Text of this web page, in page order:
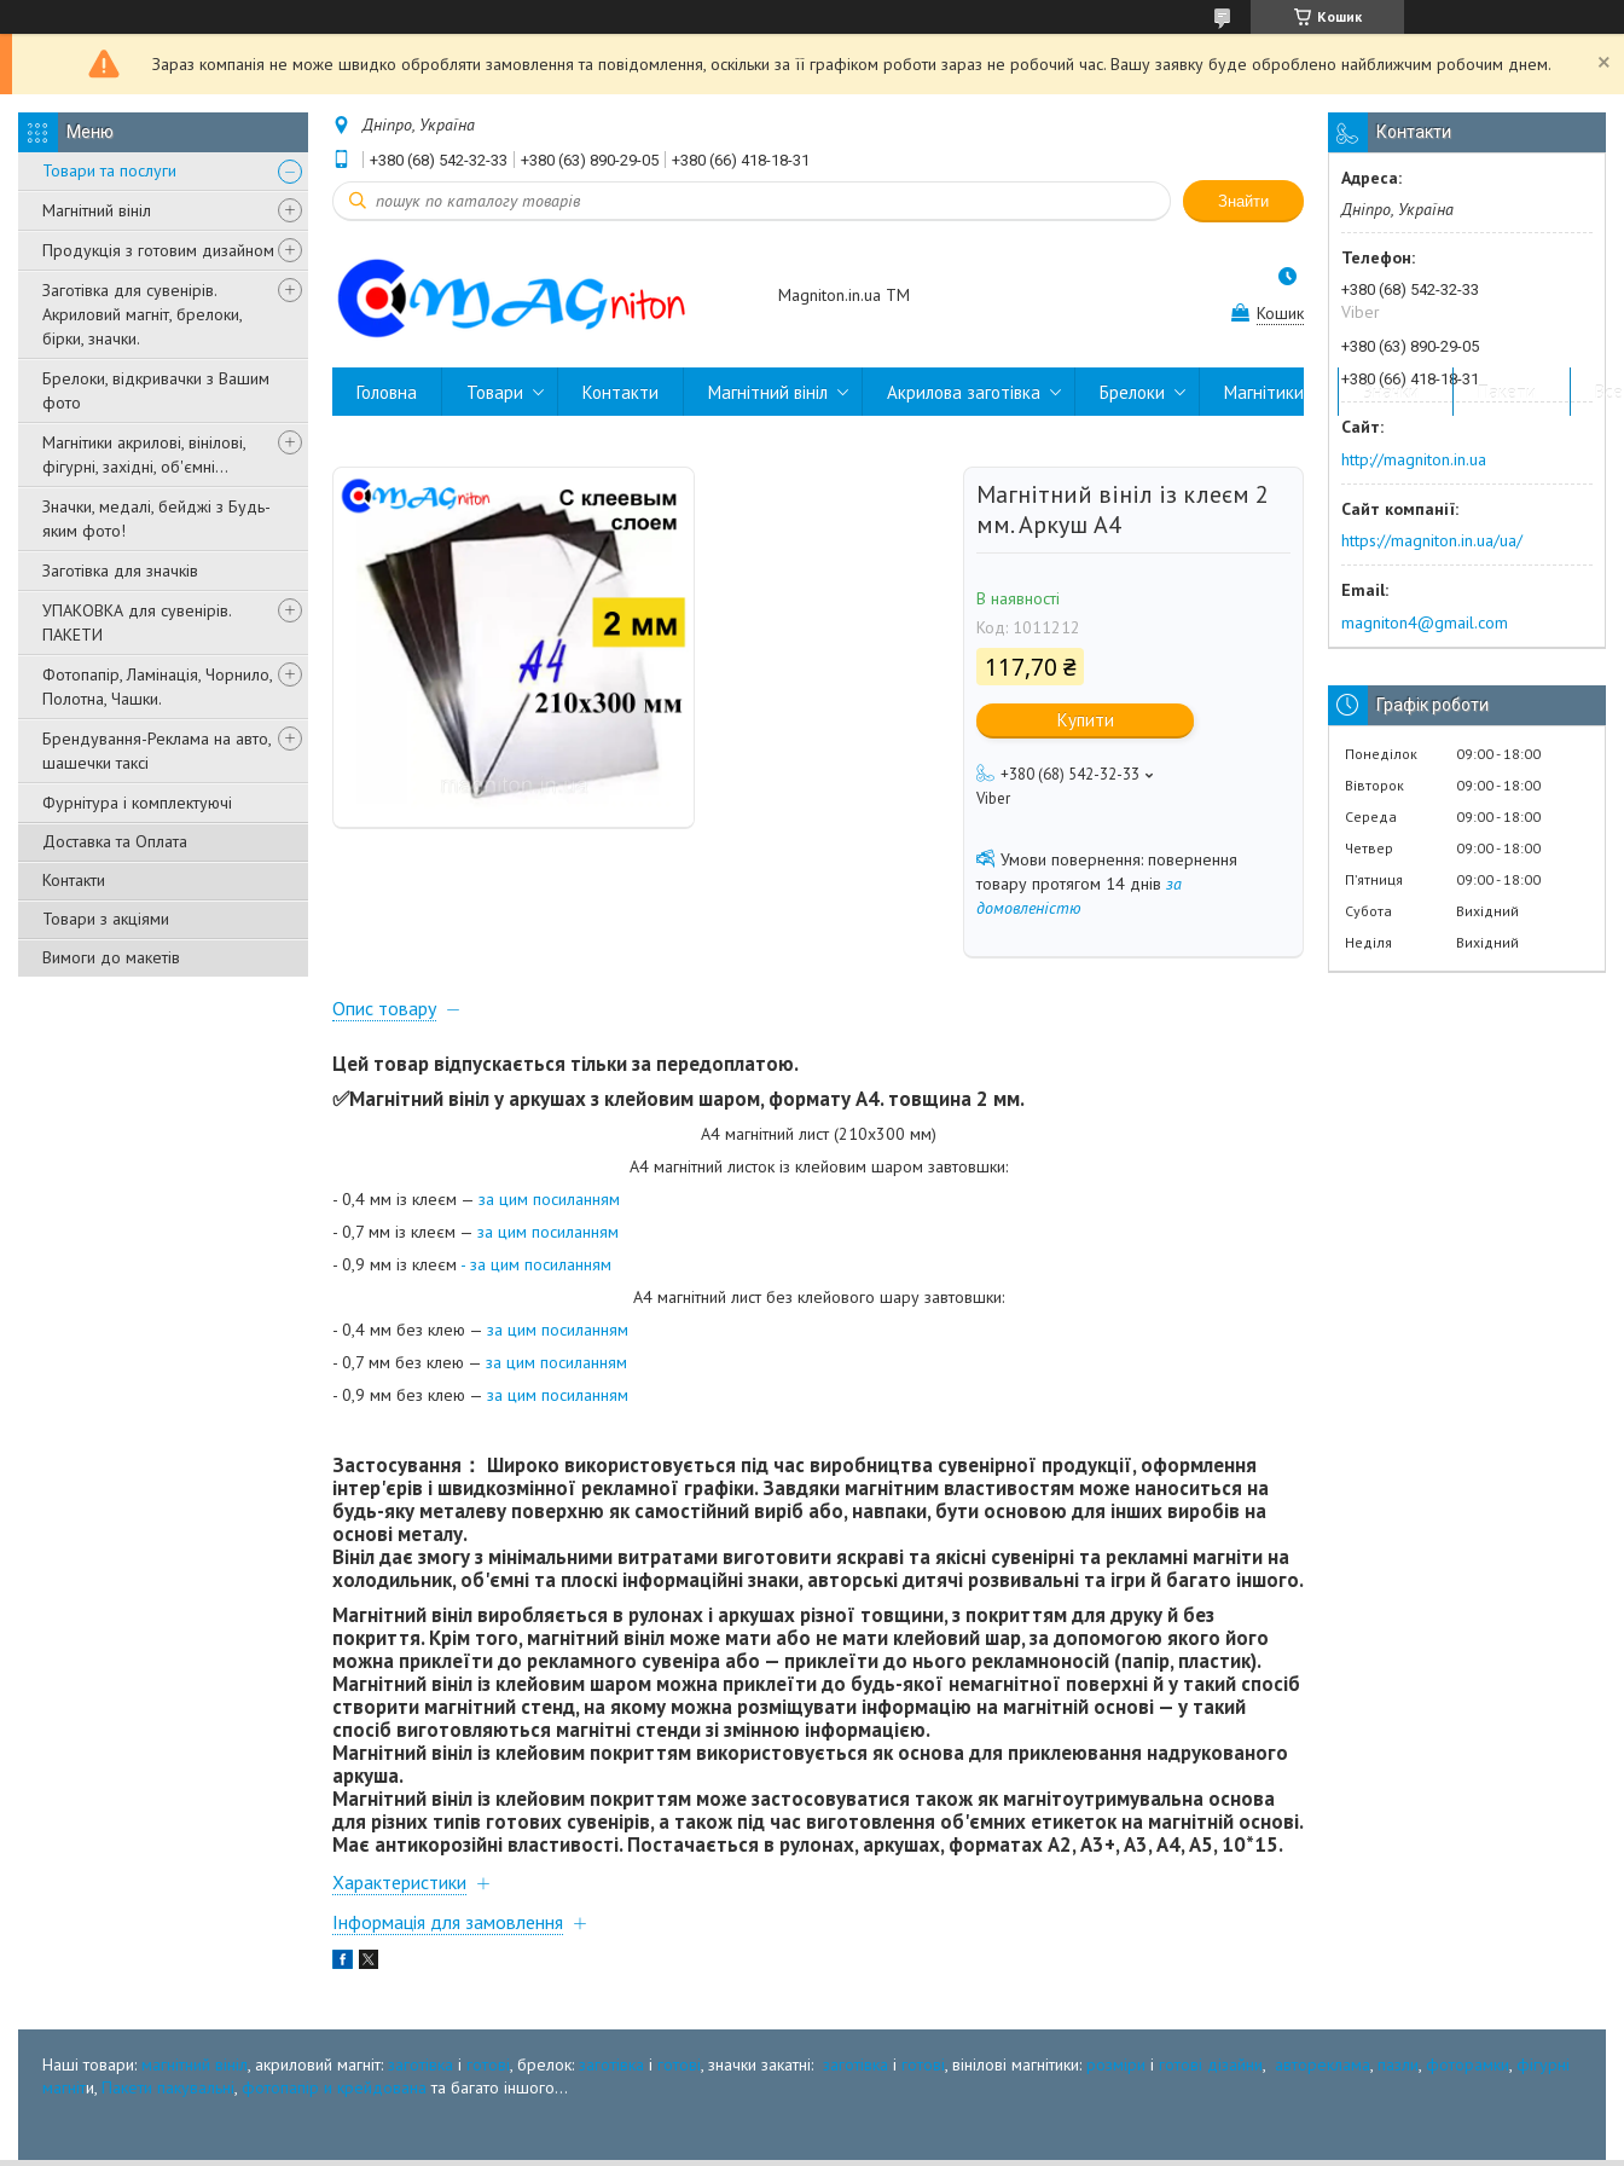
Кошик
Зараз компанія не може швидко обробляти замовлення та повідомлення, оскільки за її графіком роботи зараз не робочий час. Вашу заявку буде оброблено найближчим робочим днем.
Товари та послуги
Магнітний вініл
Продукція з готовим дизайном
Заготівка для сувенірів.
Акриловий магніт, брелоки,
бірки, значки.
Брелоки, відкривачки з Вашим
фото
Магнітики акрилові, вінілові,
фігурні, західні, об'ємні...
Значки, медалі, бейджі з Будь-
яким фото!
Заготівка для значків
УПАКОВКА для сувенірів.
ПАКЕТИ
Фотопапір, Ламінація, Чорнило,
Полотна, Чашки.
Брендування-Реклама на авто,
шашечки таксі
Фурнітура і комплектуючі
Доставка та Оплата
Контакти
Товари з акціями
Вимоги до макетів
Дніпро, Україна
+380 (68) 542-32-33 +380 (63) 890-29-05 +380 (66) 418-18-31
Знайти
Magniton.in.ua ТМ
Кошик
Головна Товари Контакти Магнітний вініл Акрилова заготівка Брелоки Магнітики Значки Пакети
Магнітний вініл із клеєм 2
мм. Аркуш А4
В наявності
Код: 1011212
117,70 ₴
Купити
+380 (68) 542-32-33
Viber
повернення
товару протягом 14 днів за
домовленістю
Опис товару
Цей товар відпускається тільки за передоплатою.
✅️Магнітний вініл у аркушах з клейовим шаром, формату А4. товщина 2 мм.
А4 магнітний лист (210х300 мм)
А4 магнітний листок із клейовим шаром завтовшки:
- 0,4 мм із клеєм — за цим посиланням
- 0,7 мм із клеєм — за цим посиланням
- 0,9 мм із клеєм - за цим посиланням
А4 магнітний лист без клейового шару завтовшки:
- 0,4 мм без клею — за цим посиланням
- 0,7 мм без клею — за цим посиланням
- 0,9 мм без клею — за цим посиланням
Застосування： Широко використовується під час виробництва сувенірної продукції, оформлення
інтер'єрів і швидкозмінної рекламної графіки. Завдяки магнітним властивостям може наноситься на
будь-яку металеву поверхню як самостійний виріб або, навпаки, бути основою для інших виробів на
основі металу.
Вініл дає змогу з мінімальними витратами виготовити яскраві та якісні сувенірні та рекламні магніти на
холодильник, об'ємні та плоскі інформаційні знаки, авторські дитячі розвивальні та ігри й багато іншого.
Магнітний вініл виробляється в рулонах і аркушах різної товщини, з покриттям для друку й без
покриття. Крім того, магнітний вініл може мати або не мати клейовий шар, за допомогою якого його
можна приклеїти до рекламного сувеніра або — приклеїти до нього рекламноносій (папір, пластик).
Магнітний вініл із клейовим шаром можна приклеїти до будь-якої немагнітної поверхні й у такий спосіб
створити магнітний стенд, на якому можна розміщувати інформацію на магнітній основі — у такий
спосіб виготовляються магнітні стенди зі змінною інформацією.
Магнітний вініл із клейовим покриттям використовується як основа для приклеювання надрукованого
аркуша.
Магнітний вініл із клейовим покриттям може застосовуватися також як магнітоутримувальна основа
для різних типів готових сувенірів, а також під час виготовлення об'ємних етикеток на магнітній основі.
Має антикорозійні властивості. Постачається в рулонах, аркушах, форматах А2, А3+, А3, А4, А5, 10*15.
Характеристики
Інформація для замовлення
Контакти
Дніпро, Україна
+380 (68) 542-32-33
Viber
+380 (63) 890-29-05
+380 (66) 418-18-31
http://magniton.in.ua
https://magniton.in.ua/ua/
magniton4@gmail.com
Графік роботи
Понеділок 09:00 18:00
Вівторок
09:00 18:00
Середа
09:00 18:00
Четвер
09:00 18:00
Пʼятниця
09:00 18:00
Субота
Вихідний
Неділя
Вихідний
Наші товари: магнітний вініл, акриловий магніт: заготівка і готові, брелок: заготівка і готові, значки закатні: заготівка і готові, вінілові магнітики: розміри і готові дізайни, автореклама, пазли, фоторамки, фігурні
магніти, Пакети пакувальні, фотопапір и крейдована та багато іншого...